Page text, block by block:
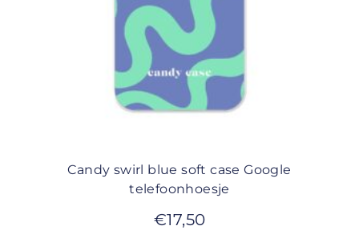
Candy swirl blue soft case Google
telefoonhoesje
€17,50